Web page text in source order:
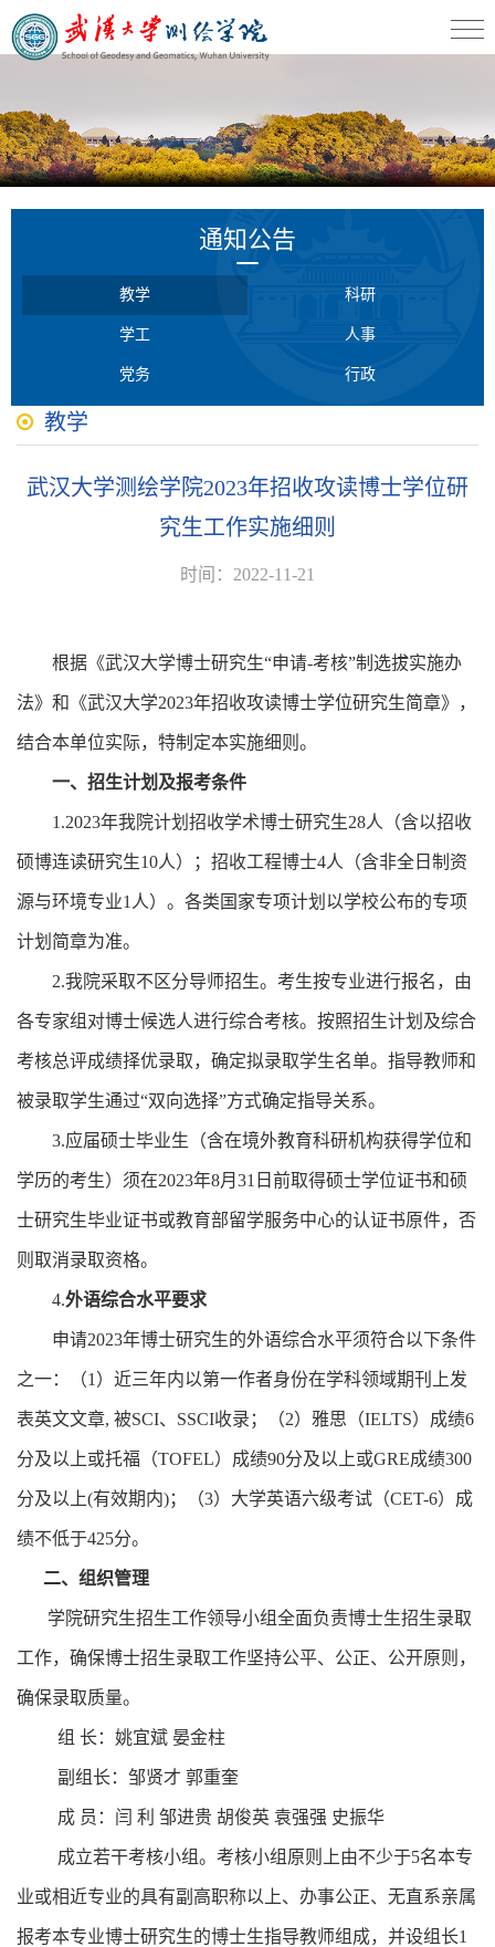
通知公告
教学 科研
学工 人事
党务 行政
教学
武汉大学测绘学院2023年招收攻读博士学位研
究生工作实施细则
时间：2022-11-21
根据《武汉大学博士研究生“申请-考核”制选拔实施办
法》和《武汉大学2023年招收攻读博士学位研究生简章》，
结合本单位实际，特制定本实施细则。
一、招生计划及报考条件
1.2023年我院计划招收学术博士研究生28人（含以招收
硕博连读研究生10人）；招收工程博士4人（含非全日制资
源与环境专业1 人）。各类国家专项计划以学校公布的专项
计划简章为准。
2.我院采取不区分导师招生。考生按专业进行报名，由
各专家组对博士候选人进行综合考核。按照招生计划及综合
考核总评成绩择优录取，确定拟录取学生名单。指导教师和
被录取学生通过“双向选择”方式确定指导关系。
3.应届硕士毕业生（含在境外教育科研机构获得学位和
学历的考生）须在2023年8月 31 日前取得硕士学位证书和硕
士研究生毕业证书或教育部留学服务中心的认证书原件，否
则取消录取资格。
4.外语综合水平要求
申请2023年博士研究生的外语综合水平须符合以下条件
之一：（1 ）近三年内以第一作者身份在学科领域期刊上发
表英文文章, 被SCI、 SSCI收录；（2）雅思（IELTS）成绩6
分及以上或托福（TOFEL）成绩90分及以上或GRE成绩300
分及以上(有效期内)；（3）大学英语六级考试（CET-6）成
绩不低于425分。
二、组织管理
学院研究生招生工作领导小组全面负责博士生招生录取
工作，确保博士招生录取工作坚持公平、公正、公开原则，
确保录取质量。
组 长：姚宜斌 晏金柱
副组长：邹贤才 郭重奎
成 员：闫 利 邹进贵 胡俊英 袁强强 史振华
成立若干考核小组。考核小组原则上由不少于5名本专
业或相近专业的具有副高职称以上、办事公正、无直系亲属
报考本专业博士研究生的博士生指导教师组成，并设组长1